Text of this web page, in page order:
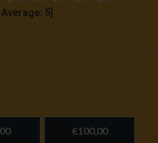
Average: 5
€100,00